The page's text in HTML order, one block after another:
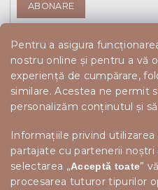
Pentru a asigura
nostru online și pentru a vă
experiență de cumpărare,
similare. Acestea ne permit
personalizăm conținutul și
Informațiile privind
partajate cu partenerii noștri
selectarea „Acceptă toate”
procesarea tuturor tipurilor
ABONARE